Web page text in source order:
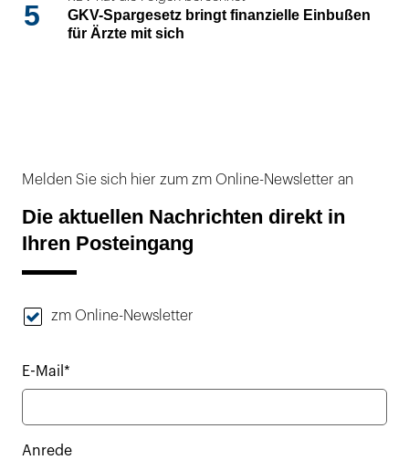
5
GKV-Spargesetz bringt finanzielle Einbußen
für Ärzte mit sich
Melden Sie sich hier zum zm Online-Newsletter an
Die aktuellen Nachrichten direkt in
Ihren Posteingang
zm Online-Newsletter
E-Mail*
Anrede